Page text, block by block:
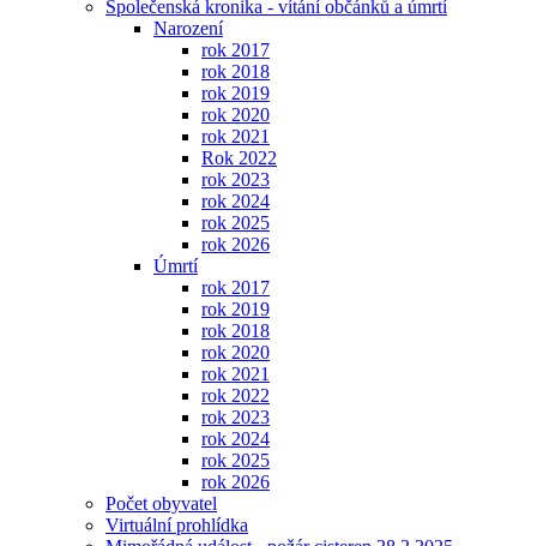
Společenská kronika - vítání občánků a úmrtí
Narození
rok 2017
rok 2018
rok 2019
rok 2020
rok 2021
Rok 2022
rok 2023
rok 2024
rok 2025
rok 2026
Úmrtí
rok 2017
rok 2019
rok 2018
rok 2020
rok 2021
rok 2022
rok 2023
rok 2024
rok 2025
rok 2026
Počet obyvatel
Virtuální prohlídka